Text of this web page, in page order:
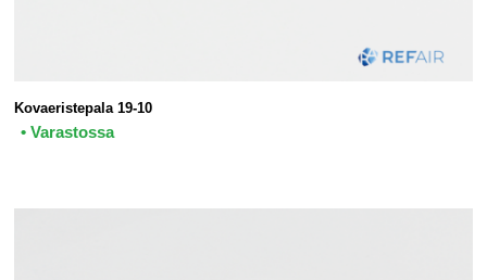
Kovaeristepala 19-10
• Varastossa